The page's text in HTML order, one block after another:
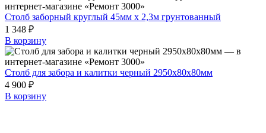
Столб заборный круглый 45мм x 2,3м грунтованный
1 348 ₽
В корзину
Столб для забора и калитки черный 2950х80х80мм
4 900 ₽
В корзину